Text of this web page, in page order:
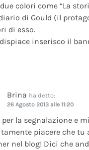
colori come “La
di Gould (il
di esso.
dispiace inserisco il
Brina ha detto:
26 Agosto 2013 alle 11:20
per la segnalazione e
piacere che tu
nel blog! Dici che